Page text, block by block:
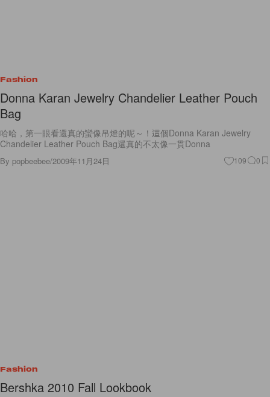
Fashion
Donna Karan Jewelry Chandelier Leather Pouch
Bag
哈哈，第一眼看還真的蠻像吊燈的呢～！這個Donna Karan Jewelry
Chandelier Leather Pouch Bag還真的不太像一貫Donna
By popbeebee/2009年11月24日 109 0
Fashion
Bershka 2010 Fall Lookbook